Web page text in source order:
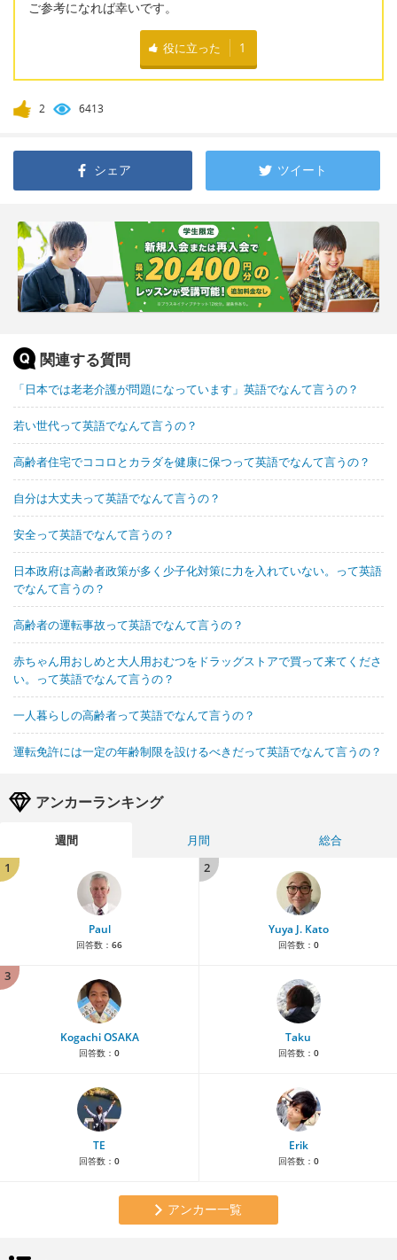
ご参考になれば幸いです。
役に立った 1
2 6413
シェア ツイート
関連する質問
「日本では老老介護が問題になっています」英語でなんて言うの？
若い世代って英語でなんて言うの？
高齢者住宅でココロとカラダを健康に保つって英語でなんて言うの？
自分は大丈夫って英語でなんて言うの？
安全って英語でなんて言うの？
日本政府は高齢者政策が多く少子化対策に力を入れていない。って英語
でなんて言うの？
高齢者の運転事故って英語でなんて言うの？
赤ちゃん用おしめと大人用おむつをドラッグストアで買って来てくださ
い。って英語でなんて言うの？
一人暮らしの高齢者って英語でなんて言うの？
運転免許には一定の年齢制限を設けるべきだって英語でなんて言うの？
アンカーランキング
週間 月間
総合
1
Paul
回答数： 66
2
Yuya J. Kato
回答数： 0
3
Kogachi OSAKA
回答数： 0
Taku
回答数： 0
TE
回答数： 0
Erik
回答数： 0
アンカー一覧